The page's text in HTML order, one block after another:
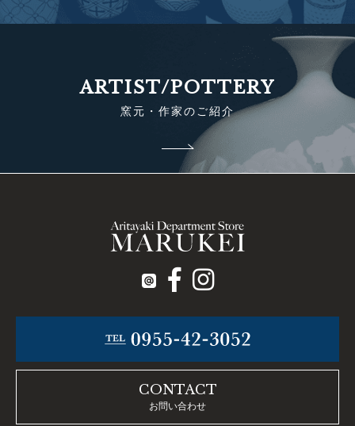
ARTIST/POTTERY
窯元・作家のご紹介
CONTACT
お問い合わせ